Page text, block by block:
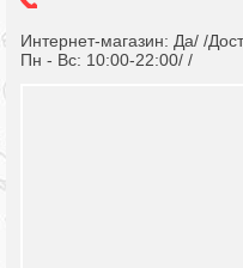
Интернет-магазин: Да/ /
Пн - Вс: 10:00-22:00/ /